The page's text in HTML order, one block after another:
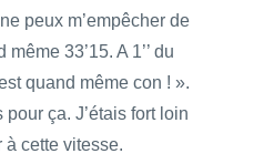
peux m’empêcher de
33’15. A 1’’ du
quand même con ! ».
ça. J’étais fort loin
à cette vitesse.